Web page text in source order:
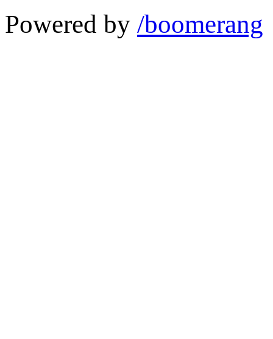
Powered by /boomerang